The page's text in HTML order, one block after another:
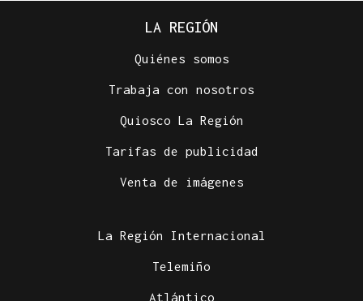
LA REGIÓN
Quiénes somos
Trabaja con nosotros
Quiosco La Región
Tarifas de publicidad
Venta de imágenes
La Región Internacional
Telemiño
Atlántico